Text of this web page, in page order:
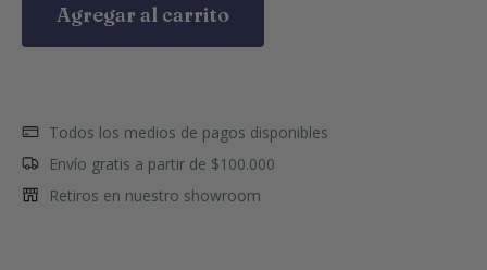
Agregar al carrito
Todos los medios de pagos disponibles
Envío gratis a partir de $100.000
Retiros en nuestro showroom